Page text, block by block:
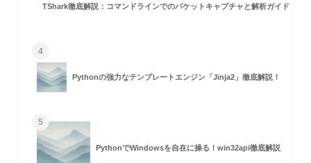
TShark徹底解説：コマンドラインでのパケットキャプチャと解析ガイド
4
Pythonの強力なテンプレートエンジン「Jinja2」徹底解説！
5
PythonでWindowsを自在に操る！win32api徹底解説